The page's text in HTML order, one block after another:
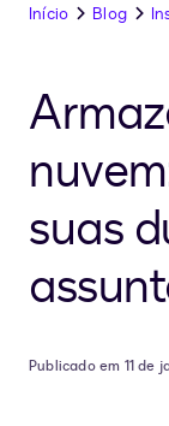
Início Blog
suas
Publicado em 11 de